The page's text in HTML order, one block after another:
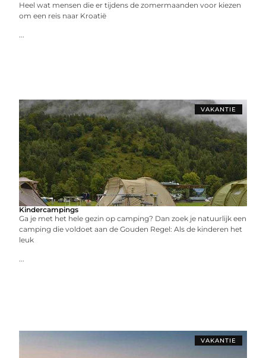
Heel wat mensen die er tijdens de zomermaanden voor kiezen
om een reis naar Kroatië
...
VAKANTIE
Kindercampings
Ga je met het hele gezin op camping? Dan zoek je natuurlijk een
camping die voldoet aan de Gouden Regel: Als de kinderen het
leuk
...
VAKANTIE